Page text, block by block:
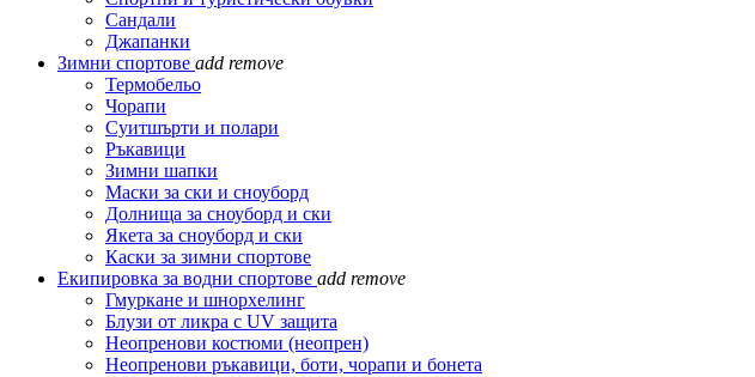
Сандали
Джапанки
Зимни спортове add remove
Термобельо
Чорапи
Суитшърти и полари
Ръкавици
Зимни шапки
Маски за ски и сноуборд
Долнища за сноуборд и ски
Якета за сноуборд и ски
Каски за зимни спортове
Екипировка за водни спортове add remove
Гмуркане и шнорхелинг
Блузи от ликра с UV защита
Неопренови костюми (неопрен)
Неопренови ръкавици, боти, чорапи и бонета